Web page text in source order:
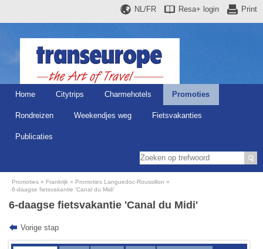
Print
Resa+ login
NL/FR
Home Citytrips Charmehotels Promoties
Rondreizen Weekendjes weg Fietsvakanties
Publicaties
Promoties Frankrijk
Promoties Languedoc-Roussillon
6-daagse fietsvakantie 'Canal du Midi'
6-daagse fietsvakantie 'Canal du Midi'
Vorige stap